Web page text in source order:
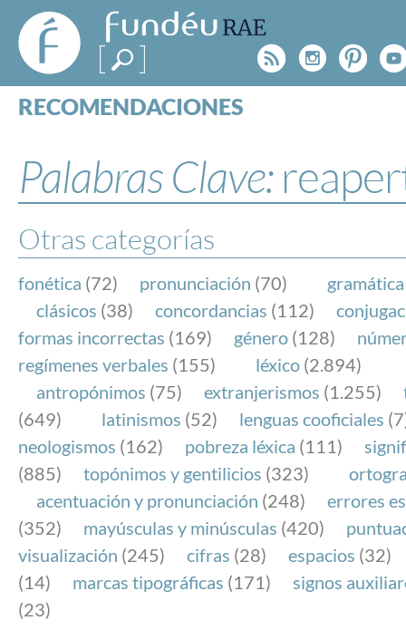
FundéuRAE
- Fundación
del Español
Urgente
Rss
RECOMENDACIONES
ESPECIALES
BLOG
NOTICIAS
SOBRE LA FUNDÉURAE
FundéuRAE es una fundación patrocinada por la
y la Real Academia Española, cuyo objetivo es
el buen uso del español en los medios de
Internet.
Palabras Clave:
Otras categorías
fonética (72) pronunciación (70) gramática
clásicos (38) concordancias (112)
formas incorrectas (169) género (128)
regímenes verbales (155) léxico (2.894)
antropónimos (75) extranjerismos (1.255)
(649)
latinismos (52) lenguas cooficiales
neologismos (162) pobreza léxica (111)
(885)
topónimos y gentilicios (323)
acentuación y pronunciación (248)
errores
(352)
mayúsculas y minúsculas (420)
visualización (245) cifras (28) espacios (32)
(14)
marcas tipográficas (171)
signos
(23)